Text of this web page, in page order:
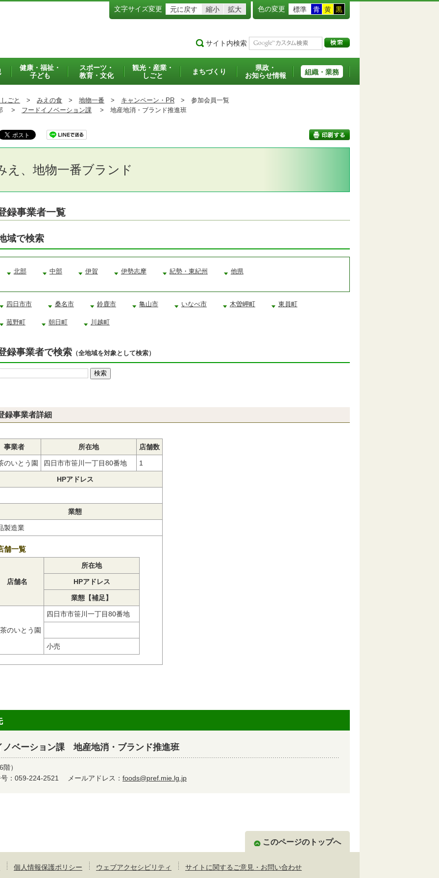
文字サイズ変更 元に戻す 縮小 拡大 色の変更 標準 青 黄 黒
サイト内検索
健康・福祉・
子ども
スポーツ・
教育・文化
観光・産業・
しごと
まちづくり
県政・
お知らせ情報
組織・業務
ごと > みえの食 > 地物一番 > キャンペーン・PR > 参加会員一覧
> フードイノベーション課 > 地産地消・ブランド推進班
え、地物一番ブランド
録事業者一覧
域で検索
北部 中部 伊賀 伊勢志摩 紀勢・東紀州 他県
四日市市 桑名市 鈴鹿市 亀山市 いなべ市 木曽岬町 東員町
菰野町 朝日町 川越町
録事業者で検索 （全地域を対象として検索）
録事業者詳細
事業者 所在地 店舗数
のいとう園 四日市市笹川一丁目80番地 1
HPアドレス
業態
製造業
舗一覧
店舗名
所在地
HPアドレス
業態【補足】
のいとう園
四日市市笹川一丁目80番地
小売
ベーション課 地産地消・ブランド推進班
）
号：059-224-2521 メールアドレス： foods@pref.mie.lg.jp
このページのトップへ
個人情報保護ポリシー ウェブアクセシビリティ サイトに関するご意見・お問い合わせ